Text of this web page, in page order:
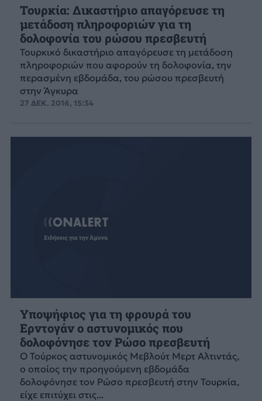
Τουρκία: Δικαστήριο απαγόρευσε τη
μετάδοση πληροφοριών για τη
δολοφονία του ρώσου πρεσβευτή
Τουρκικό δικαστήριο απαγόρευσε τη μετάδοση
πληροφοριών που αφορούν τη δολοφονία, την
περασμένη εβδομάδα, του ρώσου πρεσβευτή
στην Άγκυρα
27 ΔΕΚ. 2016, 15:34
Υποψήφιος για τη φρουρά του
Ερντογάν ο αστυνομικός που
δολοφόνησε τον Ρώσο πρεσβευτή
Ο Τούρκος αστυνομικός Μεβλούτ Μερτ Αλτιντάς,
ο οποίος την προηγούμενη εβδομάδα
δολοφόνησε τον Ρώσο πρεσβευτή στην Τουρκία,
είχε επιτύχει στις...